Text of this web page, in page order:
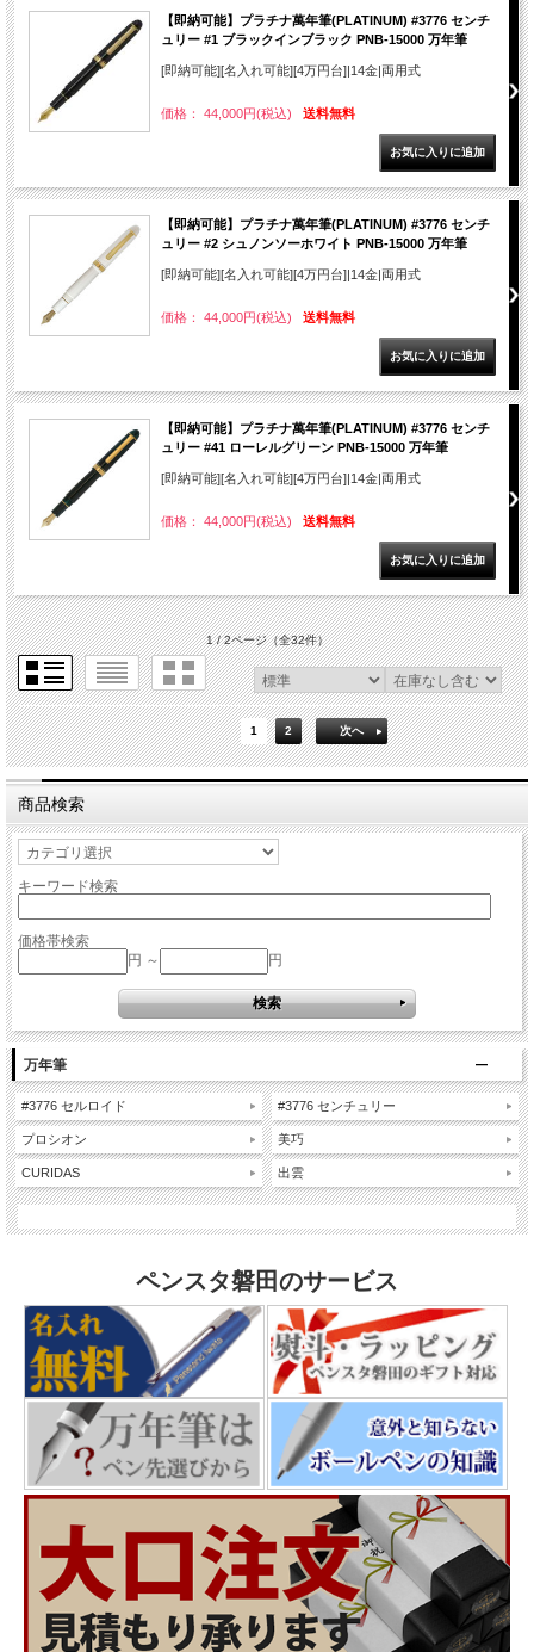
【即納可能】プラチナ萬年筆(PLATINUM) #3776 センチ
ュリー #1 ブラックインブラック PNB-15000 万年筆
[即納可能][名入れ可能][4万円台]|14金|両用式
価格： 44,000円(税込) 送料無料
【即納可能】プラチナ萬年筆(PLATINUM) #3776 センチ
ュリー #2 シュノンソーホワイト PNB-15000 万年筆
[即納可能][名入れ可能][4万円台]|14金|両用式
価格： 44,000円(税込) 送料無料
【即納可能】プラチナ萬年筆(PLATINUM) #3776 センチ
ュリー #41 ローレルグリーン PNB-15000 万年筆
[即納可能][名入れ可能][4万円台]|14金|両用式
価格： 44,000円(税込) 送料無料
1 / 2ページ（全32件）
1 2 次へ
商品検索
キーワード検索
価格帯検索
円 ～
円
万年筆
#3776 セルロイド
プロシオン
CURIDAS
#3776 センチュリー
美巧
出雲
ペンスタ磐田のサービス